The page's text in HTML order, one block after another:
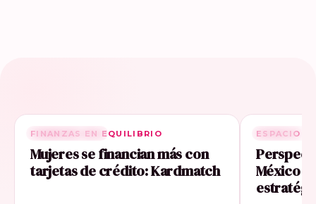
RELACIONADA
FINANZAS EN EQUILIBRIO
Mujeres se financian más con
tarjetas de crédito: Kardmatch
ESPACIO
México